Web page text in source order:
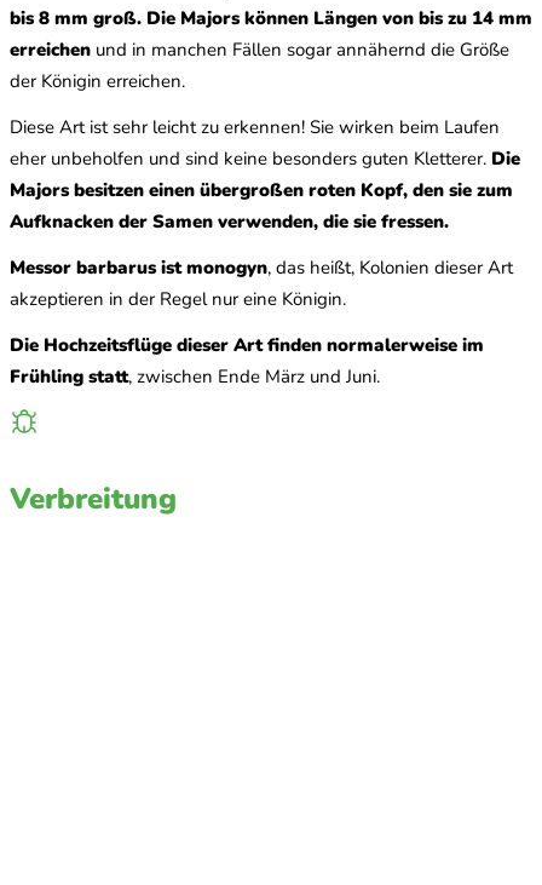
bis 8 mm groß. Die Majors können Längen von bis zu 14 mm
erreichen und in manchen Fällen sogar annähernd die Größe
der Königin erreichen.
Diese Art ist sehr leicht zu erkennen! Sie wirken beim Laufen
eher unbeholfen und sind keine besonders guten Kletterer. Die
Majors besitzen einen übergroßen roten Kopf, den sie zum
Aufknacken der Samen verwenden, die sie fressen.
Messor barbarus ist monogyn, das heißt, Kolonien dieser Art
akzeptieren in der Regel nur eine Königin.
Die Hochzeitsflüge dieser Art finden normalerweise im
Frühling statt, zwischen Ende März und Juni.
Verbreitung